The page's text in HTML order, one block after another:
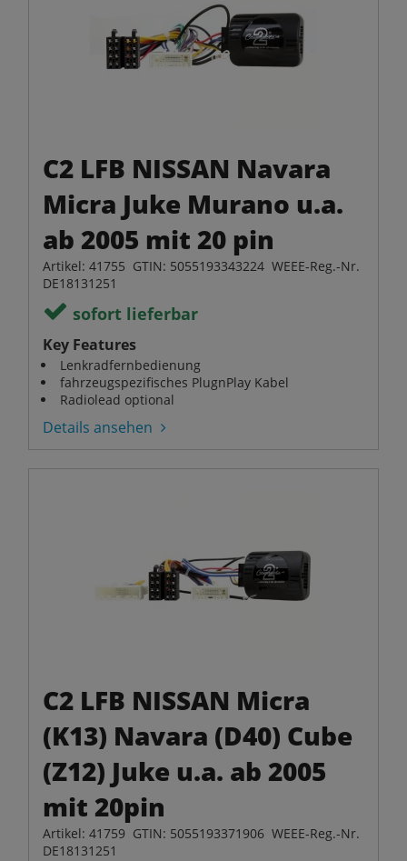
C2 LFB NISSAN Navara
Micra Juke Murano u.a.
ab 2005 mit 20 pin
Artikel: 41755 GTIN: 5055193343224 WEEE-Reg.-Nr.
DE18131251
sofort lieferbar
Key Features
Lenkradfernbedienung
fahrzeugspezifisches PlugnPlay Kabel
Radiolead optional
Details ansehen
C2 LFB NISSAN Micra
(K13) Navara (D40) Cube
(Z12) Juke u.a. ab 2005
mit 20pin
Artikel: 41759 GTIN: 5055193371906 WEEE-Reg.-Nr.
DE18131251